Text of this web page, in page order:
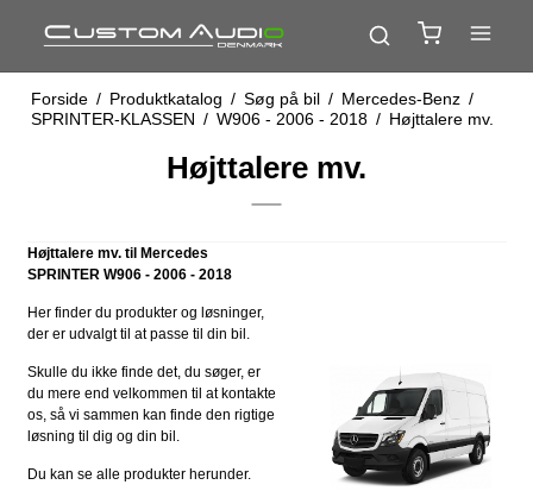
Forside / Produktkatalog / Søg på bil / Mercedes-Benz /
SPRINTER-KLASSEN / W906 - 2006 - 2018 / Højttalere mv.
Højttalere mv.
Højttalere mv. til Mercedes
SPRINTER W906 - 2006 - 2018
Her finder du produkter og løsninger,
der er udvalgt til at passe til din bil.
Skulle du ikke finde det, du søger, er
du mere end velkommen til at kontakte
os, så vi sammen kan finde den rigtige
løsning til dig og din bil.
Du kan se alle produkter herunder.